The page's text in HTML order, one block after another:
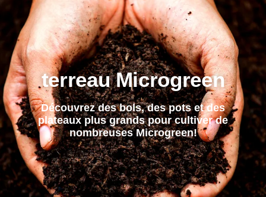
terreau Microgreen
Découvrez des bols, des pots et des
plateaux plus grands pour cultiver de
nombreuses Microgreen!